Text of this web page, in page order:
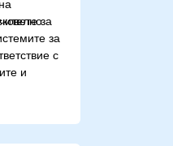
с
за
за
и
и
за системи